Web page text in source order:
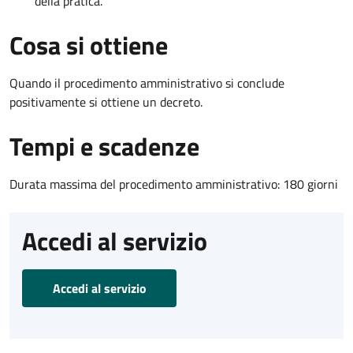
Cosa si ottiene
Quando il procedimento amministrativo si conclude
positivamente si ottiene un decreto.
Tempi e scadenze
Durata massima del procedimento amministrativo: 180 giorni
Accedi al servizio
Accedi al servizio